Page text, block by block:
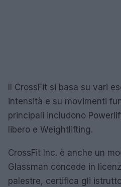
Il CrossFit si basa su vari
intensità e su movimenti
principali includono
libero e Weightlifting.
CrossFit Inc. è anche un
Glassman concede in
palestre, certifica gli